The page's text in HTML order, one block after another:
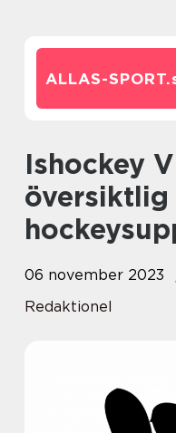
ALLAS-SPORT.
Ishockey VM-tabell: En
06 november 2023
Redaktionel